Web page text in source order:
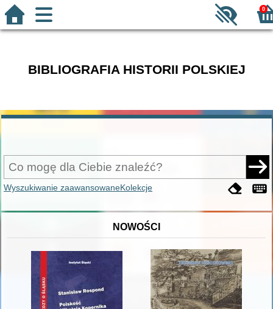
0
BIBLIOGRAFIA HISTORII POLSKIEJ
Wyszukiwanie zaawansowaneKolekcje
NOWOŚCI